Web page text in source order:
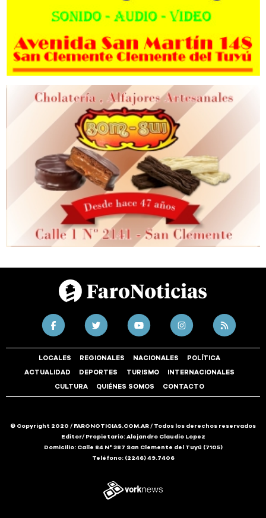
LOCALES REGIONALES NACIONALES POLÍTICA
ACTUALIDAD DEPORTES TURISMO INTERNACIONALES
CULTURA QUIÉNES SOMOS CONTACTO
© Copyright 2020 / FARONOTICIAS.COM.AR / Todos los derechos reservados
Editor/ Propietario: Alejandro Claudio Lopez
Domicilio: Calle 84 N° 387 San Clemente del Tuyú (7105)
Teléfono: (2246) 49.7406